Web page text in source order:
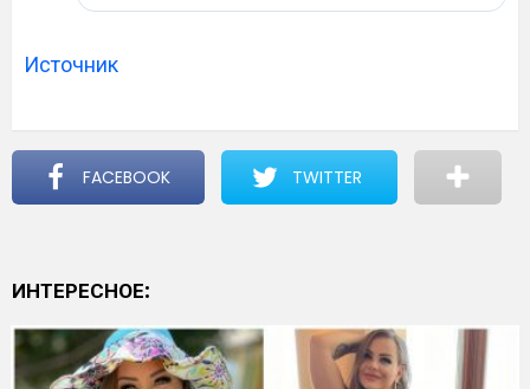
Источник
FACEBOOK TWITTER
ИНТЕРЕСНОЕ: